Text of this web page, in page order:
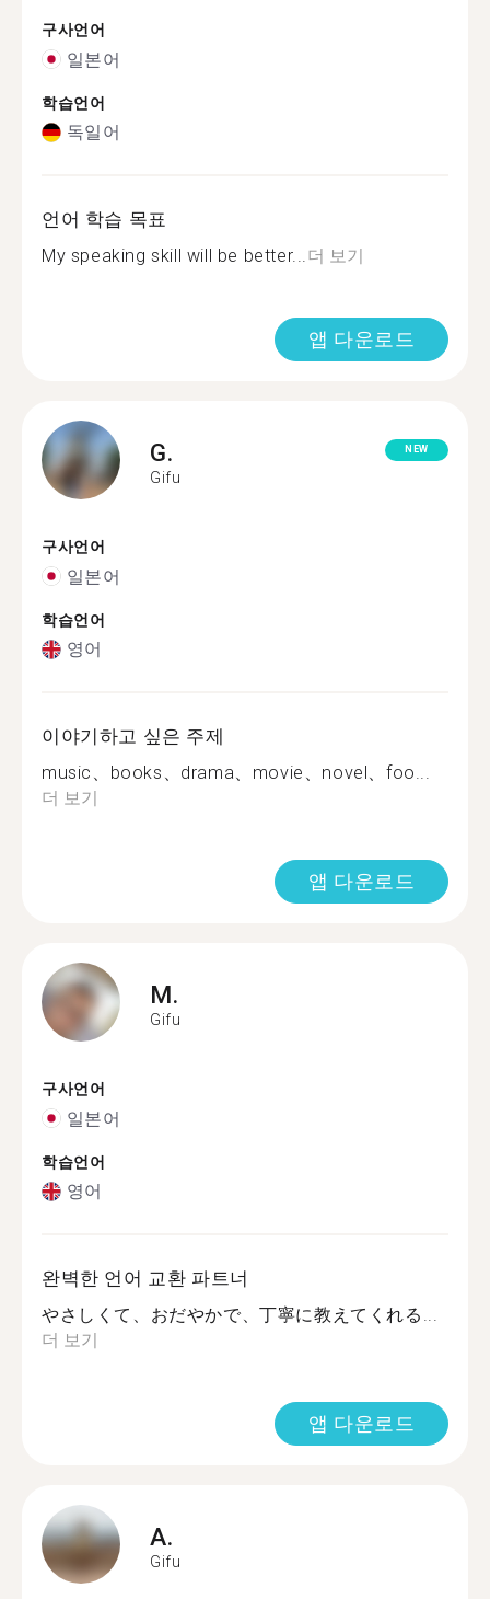
구사언어
일본어
학습언어
독일어
언어 학습 목표
My speaking skill will be better...더 보기
앱 다운로드
G.
Gifu
NEW
구사언어
일본어
학습언어
영어
이야기하고 싶은 주제
music、books、drama、movie、novel、foo...
더 보기
앱 다운로드
M.
Gifu
구사언어
일본어
학습언어
영어
완벽한 언어 교환 파트너
やさしくて、おだやかで、丁寧に教えてくれる...
더 보기
앱 다운로드
A.
Gifu